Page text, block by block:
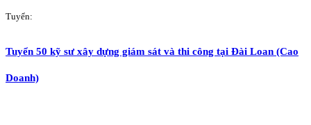
Tuyển:
Tuyển 50 kỹ sư xây dựng giám sát và thi công tại Đài Loan (Cao
Doanh)